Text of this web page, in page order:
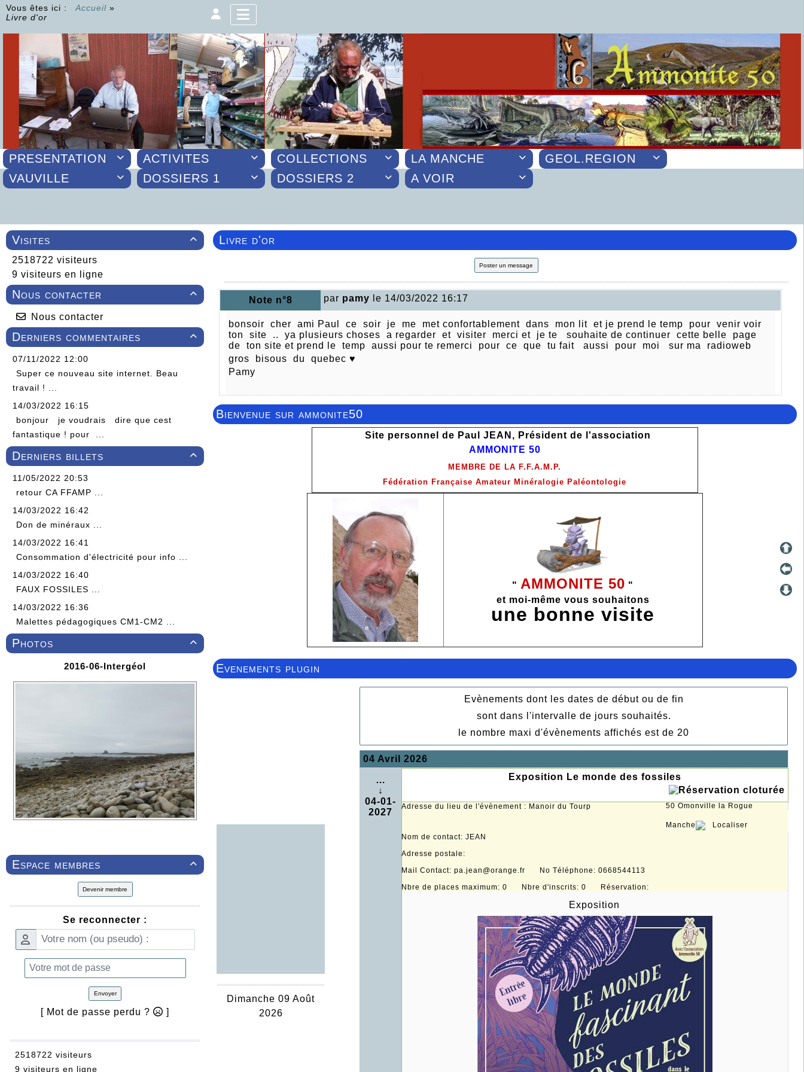
Vous êtes ici : Accueil »
Livre d'or

PRESENTATION 
ACTIVITES 
COLLECTIONS 
LA MANCHE 
GEOL.REGION

VAUVILLE 
DOSSIERS 1 
DOSSIERS 2 
A VOIR

Visites
2518722 visiteurs
9 visiteurs en ligne

Nous contacter
Nous contacter

Derniers commentaires
07/11/2022 12:00
Super ce nouveau site internet. Beau
travail ! ...
14/03/2022 16:15
bonjour je voudrais dire que cest
fantastique ! pour ...

Derniers billets
11/05/2022 20:53
retour CA FFAMP ...
14/03/2022 16:42
Don de minéraux ...
14/03/2022 16:41
Consommation d'électricité pour info ...
14/03/2022 16:40
FAUX FOSSILES ...
14/03/2022 16:36
Malettes pédagogiques CM1-CM2 ...

Photos
2016-06-Intergéol

Espace membres
Devenir membre
Se reconnecter :
Envoyer
[ Mot de passe perdu ? ]
2518722 visiteurs
9 visiteurs en ligne
Livre d'or
Poster un message
Note n°8 par pamy le 14/03/2022 16:17
bonsoir cher ami Paul ce soir je me met confortablement dans mon lit et je prend le temp pour venir voir
ton site .. ya plusieurs choses a regarder et visiter merci et je te souhaite de continuer cette belle page
de ton site et prend le temp aussi pour te remerci pour ce que tu fait aussi pour moi sur ma radioweb
gros bisous du quebec ♥
Pamy
Bienvenue sur ammonite50
Site personnel de Paul JEAN, Président de l'association
AMMONITE 50
MEMBRE DE LA F.F.A.M.P.
Fédération Française Amateur Minéralogie Paléontologie
" AMMONITE 50 "
et moi-même vous souhaitons
une bonnevisite
Evenements plugin
Dimanche 09 Août
2026
Evènements dont les dates de début ou de fin
sont dans l'intervalle de jours souhaités.
le nombre maxi d'évènements affichés est de 20
04 Avril 2026
…
↓
04-01-
2027
Exposition Le monde des fossiles
Adresse du lieu de l'évènement : Manoir du Tourp 50 Omonville la Rogue
Manche
Localiser
Nom de contact: JEAN
Adresse postale:
Mail Contact: pa.jean@orange.fr No Téléphone: 0668544113
Nbre de places maximum: 0 Nbre d'inscrits: 0 Réservation:
Exposition